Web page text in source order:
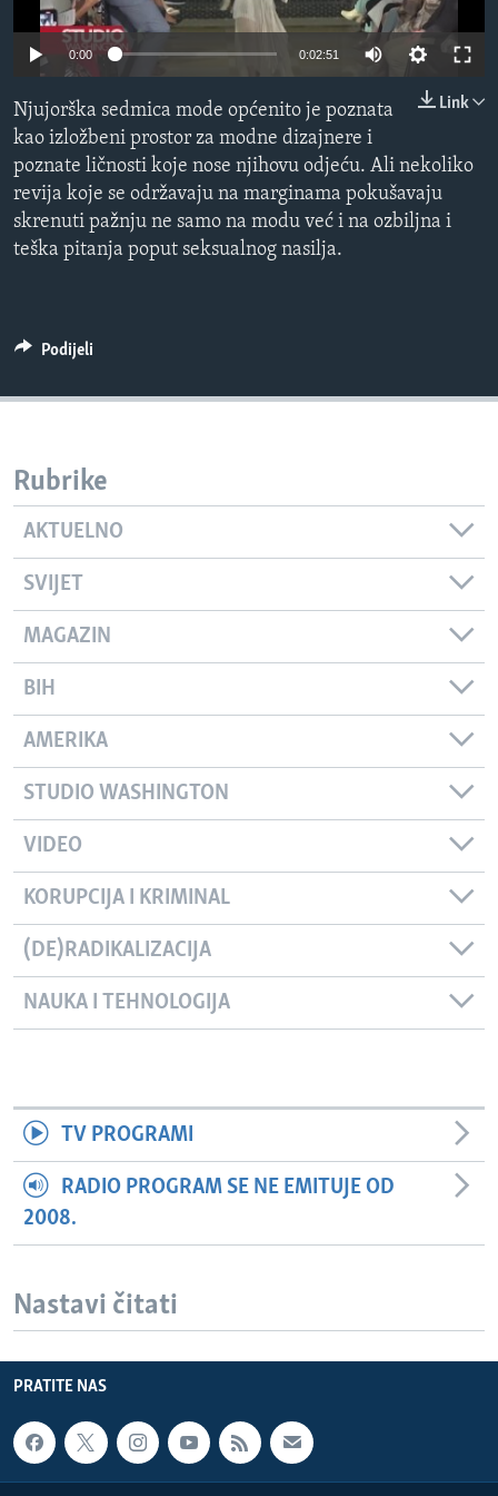
MAGAZIN
O GLASU AMERIKE
Learning English
PRATITE NAS
0:00 0:02:51
Link
Njujorška sedmica mode općenito je poznata
kao izložbeni prostor za modne dizajnere i
poznate ličnosti koje nose njihovu odjeću. Ali nekoliko
revija koje se održavaju na marginama pokušavaju
skrenuti pažnju ne samo na modu već i na ozbiljna i
teška pitanja poput seksualnog nasilja.
Podijeli
Rubrike
AKTUELNO
SVIJET
MAGAZIN
BIH
AMERIKA
STUDIO WASHINGTON
VIDEO
KORUPCIJA I KRIMINAL
(DE)RADIKALIZACIJA
NAUKA I TEHNOLOGIJA
TV PROGRAMI
RADIO PROGRAM SE NE EMITUJE OD
2008.
Nastavi čitati
PRATITE NAS